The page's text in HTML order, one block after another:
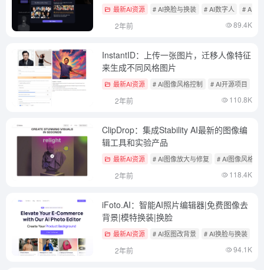
最新AI资源 # AI换脸与换装 # AI数字人 # AI文
2年前 89.4K
InstantID：上传一张图片，迁移人像特征
来生成不同风格图片
最新AI资源 # AI图像风格控制 # AI开源项目
2年前 110.8K
ClipDrop：集成Stability AI最新的图像编
辑工具和实验产品
最新AI资源 # AI图像放大与修复 # AI图像风格控
2年前 118.4K
iFoto.AI：智能AI照片编辑器|免费图像去
背景|模特换装|换脸
最新AI资源 # AI抠图改背景 # AI换脸与换装
2年前 94.1K